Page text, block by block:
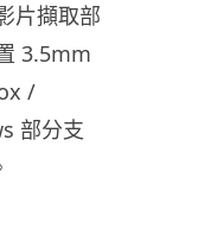
片擷取部
3.5mm
/
部分支